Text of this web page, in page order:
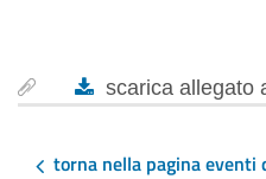
scarica allegato
torna nella pagina eventi